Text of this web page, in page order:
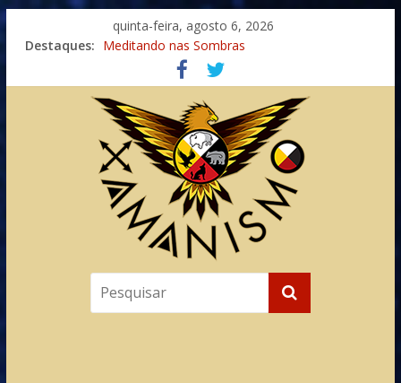
quinta-feira, agosto 6, 2026
Destaques: Meditando nas Sombras
Autosuficiência: A Jornada do Espírito Ancestral
Xamanismo Universal
Totens – Caminho Espiritual – Crescimento
Imaginação na Cura